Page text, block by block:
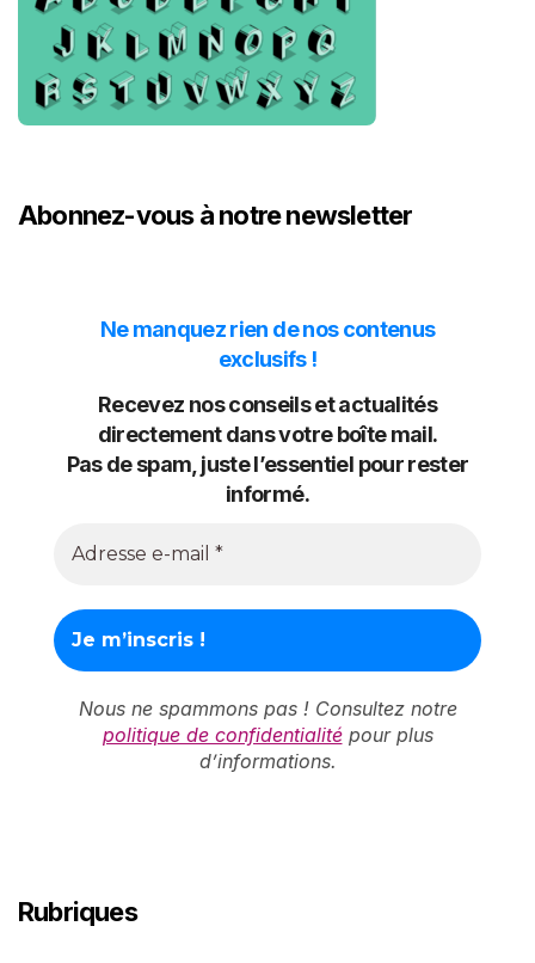
Abonnez-vous à notre newsletter
Ne manquez rien de nos contenus
exclusifs !
Recevez nos conseils et actualités
directement dans votre boîte mail.
Pas de spam, juste l’essentiel pour rester
informé.
Nous ne spammons pas ! Consultez notre
politique de confidentialitépour plus
d’informations.
Rubriques